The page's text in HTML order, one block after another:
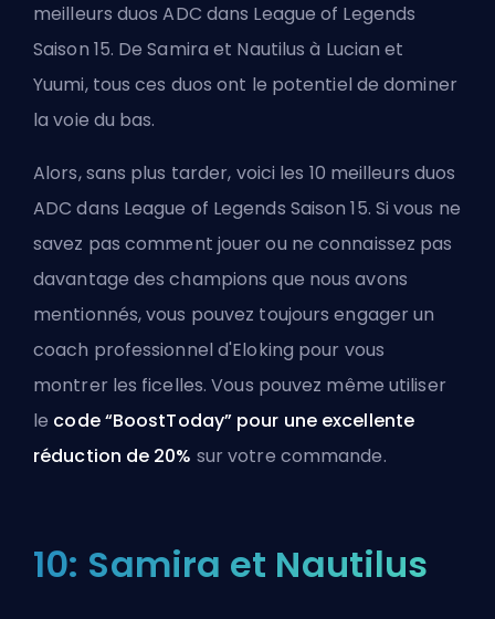
meilleurs duos ADC dans League of Legends
Saison 15. De Samira et Nautilus à Lucian et
Yuumi, tous ces duos ont le potentiel de dominer
la voie du bas.
Alors, sans plus tarder, voici les 10 meilleurs duos
ADC dans League of Legends Saison 15. Si vous ne
savez pas comment jouer ou ne connaissez pas
davantage des champions que nous avons
mentionnés, vous pouvez toujours engager un
coach professionnel d'Eloking pour vous
montrer les ficelles. Vous pouvez même utiliser
le code “BoostToday” pour une excellente
réduction de 20% sur votre commande.
10: Samira et Nautilus